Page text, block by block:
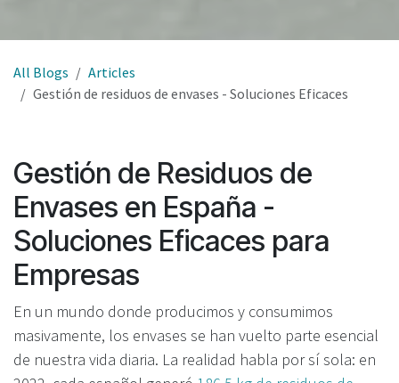
All Blogs
Articles
Gestión de residuos de envases - Soluciones Eficaces
Gestión de Residuos de
Envases en España -
Soluciones Eficaces para
Empresas
En un mundo donde producimos y consumimos
masivamente, los envases se han vuelto parte esencial
de nuestra vida diaria. La realidad habla por sí sola: en